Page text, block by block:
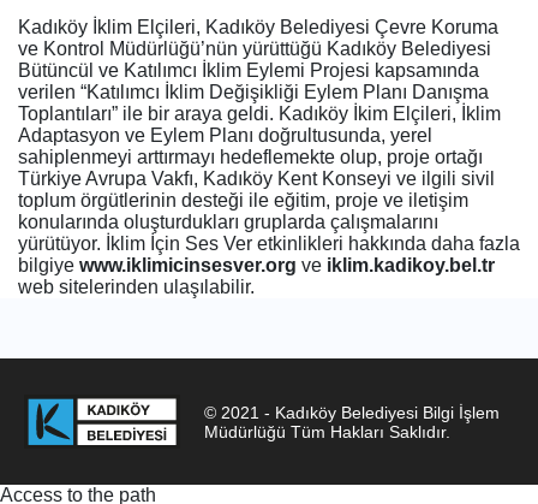
Kadıköy İklim Elçileri, Kadıköy Belediyesi Çevre Koruma
ve Kontrol Müdürlüğü’nün yürüttüğü Kadıköy Belediyesi
Bütüncül ve Katılımcı İklim Eylemi Projesi kapsamında
verilen “Katılımcı İklim Değişikliği Eylem Planı Danışma
Toplantıları” ile bir araya geldi. Kadıköy İkim Elçileri, İklim
Adaptasyon ve Eylem Planı doğrultusunda, yerel
sahiplenmeyi arttırmayı hedeflemekte olup, proje ortağı
Türkiye Avrupa Vakfı, Kadıköy Kent Konseyi ve ilgili sivil
toplum örgütlerinin desteği ile eğitim, proje ve iletişim
konularında oluşturdukları gruplarda çalışmalarını
yürütüyor. İklim İçin Ses Ver etkinlikleri hakkında daha fazla
bilgiye www.iklimicinsesver.org ve iklim.kadikoy.bel.tr
web sitelerinden ulaşılabilir.
© 2021 - Kadıköy Belediyesi Bilgi İşlem
Müdürlüğü Tüm Hakları Saklıdır.
Access to the path